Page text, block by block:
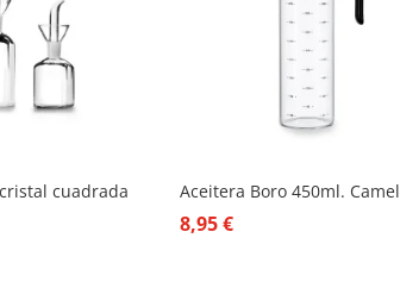
cuadrada Aceitera Boro 450ml. Camel
8,95€